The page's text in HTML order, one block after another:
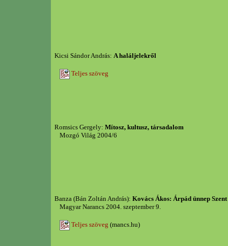
Kicsi Sándor András: A haláljelekről
Teljes szöveg
Romsics Gergely: Mítosz, kultusz, társadalom
Mozgó Világ 2004/6
Banza (Bán Zoltán András): Kovács Ákos: Árpád ünnep
Magyar Narancs 2004. szeptember 9.
Teljes szöveg (mancs.hu)